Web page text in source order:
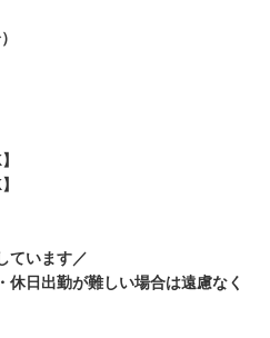
ています／
休日出勤が難しい場合は遠慮なく